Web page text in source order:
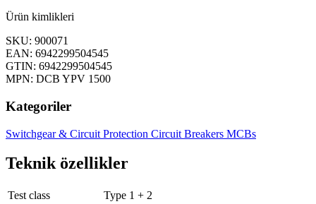
Ürün kimlikleri
SKU: 900071
EAN: 6942299504545
GTIN: 6942299504545
MPN: DCB YPV 1500
Kategoriler
Switchgear & Circuit Protection Circuit Breakers MCBs
Teknik özellikler
Test class
Type 1 + 2